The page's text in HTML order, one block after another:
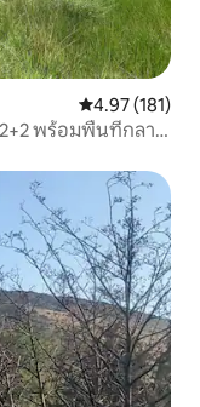
คะแนนเฉลี่ย
4.97 (181)
พร้อมพื้นที่กลาง